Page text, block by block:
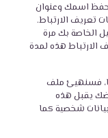
حفظ اسمك وعنوان
تعريف الارتباط.
الخاصة بك مرة
الارتباط هذه لمدة
فسنهيئ ملف
يقبل هذه
شخصية كما